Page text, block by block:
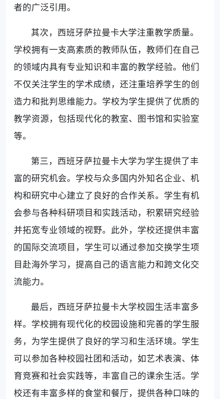
者的广泛引用。
其次，西班牙萨拉曼卡大学注重教学质量。
学校拥有一支高素质的教师队伍，教师们在自己
的领域内具有专业知识和丰富的教学经验。他们
不仅关注学生的学术成绩，还注重培养学生的创
造力和批判思维能力。学校为学生提供了优质的
教学资源，包括现代化的教室、图书馆和实验室
等。
第三，西班牙萨拉曼卡大学为学生提供了丰
富的研究机会。学校与众多国内外知名企业、机
构和研究中心建立了良好的合作关系。学生有机
会参与各种科研项目和实践活动，积累研究经验
并拓宽专业领域的视野。此外，学校还提供丰富
的国际交流项目，学生可以通过参加交换学生项
目赴海外学习，提高自己的语言能力和跨文化交
流能力。
最后，西班牙萨拉曼卡大学校园生活丰富多
样。学校拥有现代化的校园设施和完善的学生服
务，为学生提供了良好的学习和生活环境。学生
可以参加各种校园社团和活动，如艺术表演、体
育竞赛和社会实践等，丰富自己的课余生活。学
校还有丰富多样的食堂和餐厅，提供各种口味的